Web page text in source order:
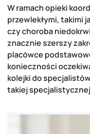
W ramach opieki
przewlekłymi, takimi
czy choroba
znacznie szerszy
placówce
konieczności
kolejki do
takiej